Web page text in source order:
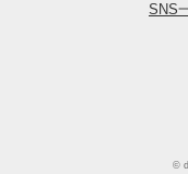
SNS
©